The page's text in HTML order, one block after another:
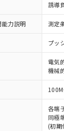
誘導
能力説明 測定
プッ
電気
機械
各端
同極
(初期
読みいただき、同
スは、当社制御機
社在庫状況および
供させていただ
機器事業取扱商品
スの対象外となる
了承ください。
および標準価格照
EU RoHS指令（
の商品で、対応品
EU RoHS指令（
況を調査中または
係のない商品です
により、非含有部
有品と判明した場
ることがあります
質材料含有率が中
ることを示します
質材料含有率が中
いることを示しま
です。当社販売部
これら貴社製品の
び外国貿易法に定